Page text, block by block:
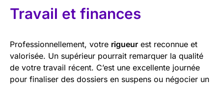
Travail et finances
Professionnellement, votre rigueur est reconnue et
valorisée. Un supérieur pourrait remarquer la qualité
de votre travail récent. C’est une excellente journée
pour finaliser des dossiers en suspens ou négocier un